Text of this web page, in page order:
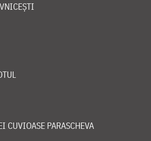
CUVIOASE PARASCHEVA